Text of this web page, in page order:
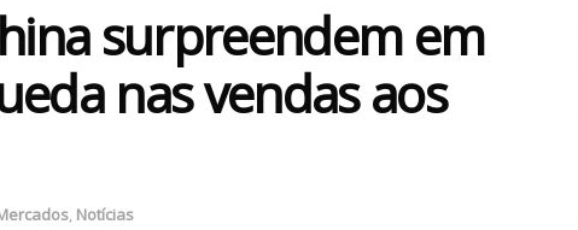
surpreendem em
nas vendas aos
, Notícias